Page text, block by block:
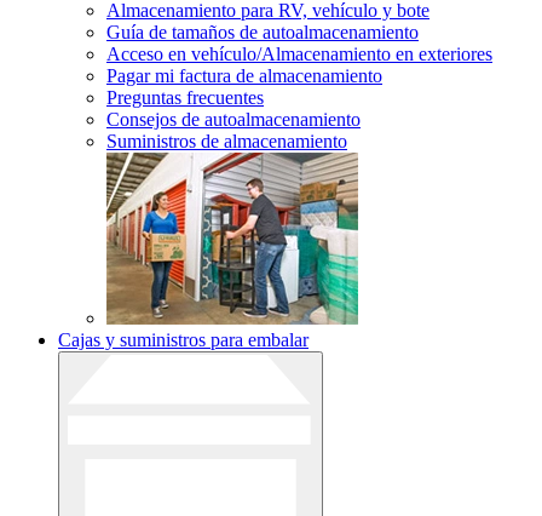
Almacenamiento para RV, vehículo y bote
Guía de tamaños de autoalmacenamiento
Acceso en vehículo/Almacenamiento en exteriores
Pagar mi factura de almacenamiento
Preguntas frecuentes
Consejos de autoalmacenamiento
Suministros de almacenamiento
Cajas y suministros para embalar